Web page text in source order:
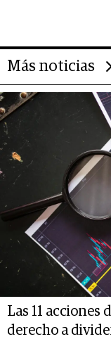
Más noticias
Las 11 acciones
derecho a